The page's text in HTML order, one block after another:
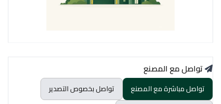
تواصل مع المصنع
تواصل مباشرة مع المصنع
تواصل بخصوص التصدير